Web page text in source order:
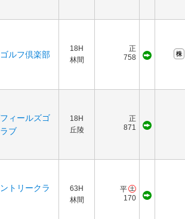
ルフ倶楽部
18H
林間
正
758
ィールズゴ
ブ
18H
丘陵
正
871
トリークラ
63H
林間
平
170